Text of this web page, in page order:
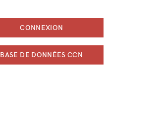
CONNEXION
BASE DE DONNÉES CCN